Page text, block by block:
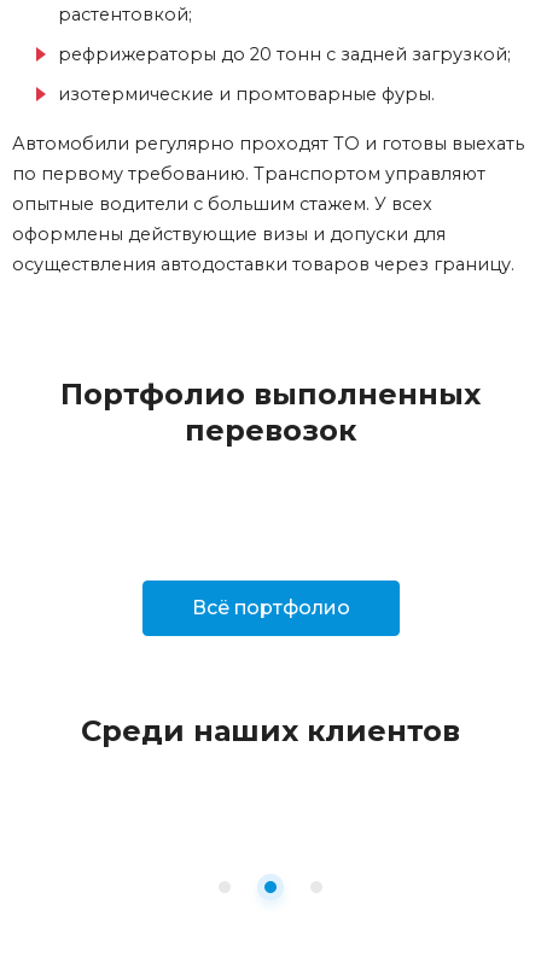
растентовкой;
рефрижераторы до 20 тонн с задней загрузкой;
изотермические и промтоварные фуры.
Автомобили регулярно проходят ТО и готовы выехать
по первому требованию. Транспортом управляют
опытные водители с большим стажем. У всех
оформлены действующие визы и допуски для
осуществления автодоставки товаров через границу.
Портфолио выполненных
перевозок
Всё портфолио
Среди наших клиентов